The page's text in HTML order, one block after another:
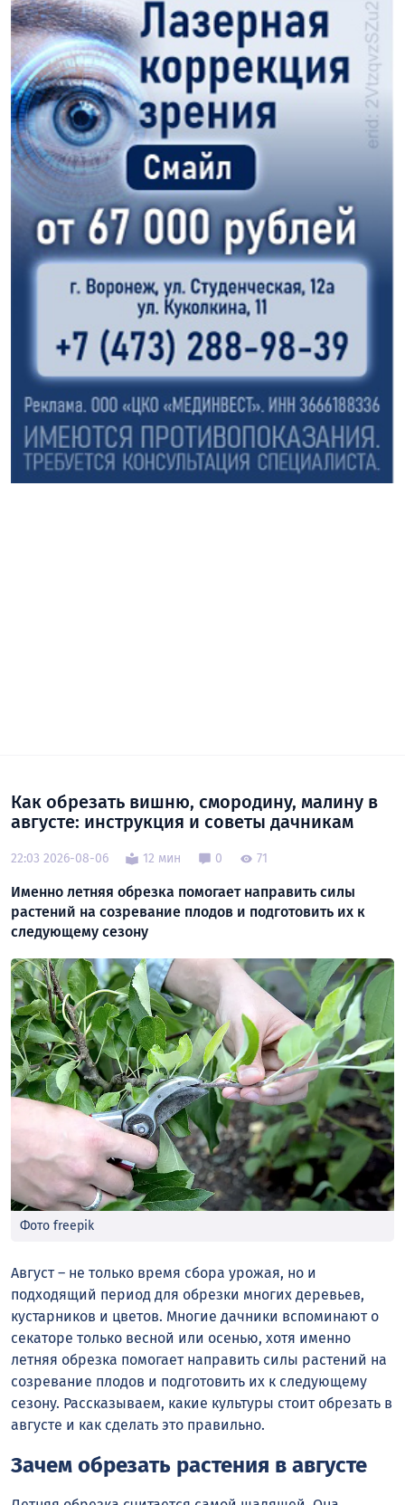
Как обрезать вишню, смородину, малину в
августе: инструкция и советы дачникам
22:03 2026-08-06 12 мин 0 71
Именно летняя обрезка помогает направить силы
растений на созревание плодов и подготовить их к
следующему сезону
Фото freepik
Август – не только время сбора урожая, но и
подходящий период для обрезки многих деревьев,
кустарников и цветов. Многие дачники вспоминают о
секаторе только весной или осенью, хотя именно
летняя обрезка помогает направить силы растений на
созревание плодов и подготовить их к следующему
сезону. Рассказываем, какие культуры стоит обрезать в
августе и как сделать это правильно.
Зачем обрезать растения в августе